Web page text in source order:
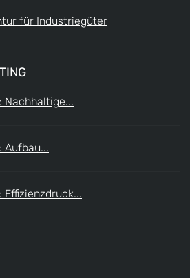
für Industriegüter
Nachhaltige...
Aufbau...
Effizienzdruck...